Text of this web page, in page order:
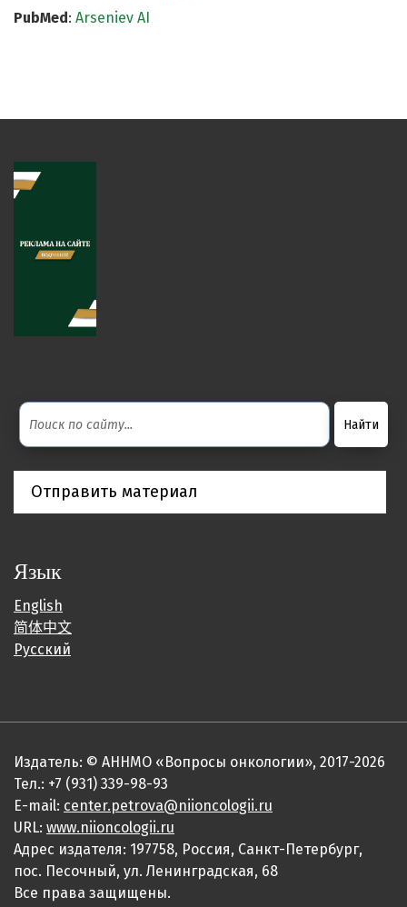
PubMed: Arseniev AI
Отправить материал
Язык
English
简体中文
Русский
Издатель: © АННМО «Вопросы онкологии», 2017-2026
Тел.: +7 (931) 339-98-93
E-mail: center.petrova@niioncologii.ru
URL: www.niioncologii.ru
Адрес издателя: 197758, Россия, Санкт-Петербург,
пос. Песочный, ул. Ленинградская, 68
Все права защищены.